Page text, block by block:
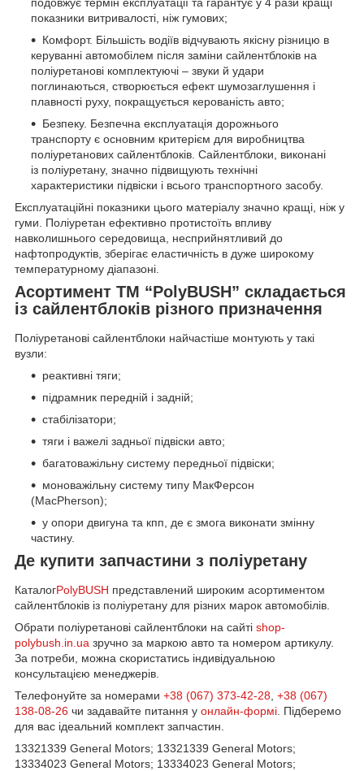
подовжує термін експлуатації та гарантує у 4 рази кращі
показники витривалості, ніж гумових;
Комфорт. Більшість водіїв відчувають якісну різницю в
керуванні автомобілем після заміни сайлентблоків на
поліуретанові комплектуючі – звуки й удари
поглинаються, створюється ефект шумозаглушення і
плавності руху, покращується керованість авто;
Безпеку. Безпечна експлуатація дорожнього
транспорту є основним критерієм для виробництва
поліуретанових сайлентблоків. Сайлентблоки, виконані
із поліуретану, значно підвищують технічні
характеристики підвіски і всього транспортного засобу.
Експлуатаційні показники цього матеріалу значно кращі, ніж у
гуми. Поліуретан ефективно протистоїть впливу
навколишнього середовища, несприйнятливий до
нафтопродуктів, зберігає еластичність в дуже широкому
температурному діапазоні.
Асортимент ТМ “PolyBUSH” складається
із сайлентблоків різного призначення
Поліуретанові сайлентблоки найчастіше монтують у такі
вузли:
реактивні тяги;
підрамник передній і задній;
стабілізатори;
тяги і важелі задньої підвіски авто;
багатоважільну систему передньої підвіски;
моноважільну систему типу МакФерсон
(MacPherson);
у опори двигуна та кпп, де є змога виконати змінну
частину.
Де купити запчастини з поліуретану
КаталогPolyBUSH представлений широким асортиментом
сайлентблоків із поліуретану для різних марок автомобілів.
Обрати поліуретанові сайлентблоки на сайті shop-
polybush.in.ua зручно за маркою авто та номером артикулу.
За потреби, можна скористатись індивідуальною
консультацією менеджерів.
Телефонуйте за номерами +38 (067) 373-42-28 +38 (067)
138-08-26 чи задавайте питання у онлайн-формі . Підберемо
для вас ідеальний комплект запчастин.
13321339 General Motors; 13321339 General Motors;
13334023 General Motors; 13334023 General Motors;